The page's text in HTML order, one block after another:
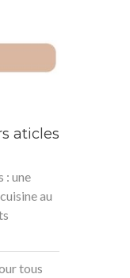
aticles
: une
au
tous